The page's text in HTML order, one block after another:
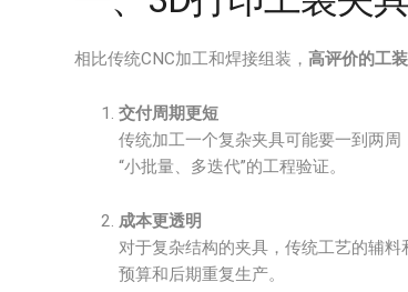
相比传统CNC加工和焊接组装， 高评价的工
交付周期更短
传统加工一个复杂夹具可能要一到两
“小批量、多迭代”的工程验证。
成本更透明
对于复杂结构的夹具，传统工艺的辅
预算和后期重复生产。